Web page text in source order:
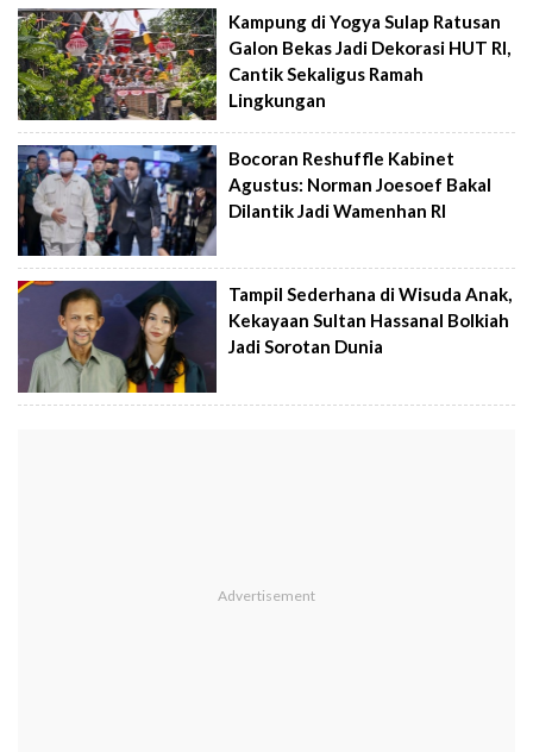
Kampung di Yogya Sulap Ratusan
Galon Bekas Jadi Dekorasi HUT RI,
Cantik Sekaligus Ramah
Lingkungan
Bocoran Reshuffle Kabinet
Agustus: Norman Joesoef Bakal
Dilantik Jadi Wamenhan RI
Tampil Sederhana di Wisuda Anak,
Kekayaan Sultan Hassanal Bolkiah
Jadi Sorotan Dunia